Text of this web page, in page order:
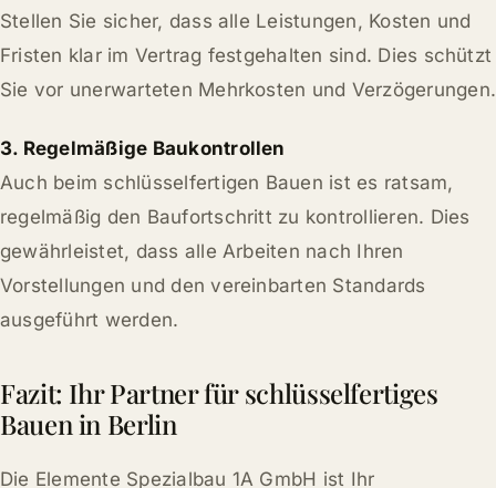
Stellen Sie sicher, dass alle Leistungen, Kosten und
Fristen klar im Vertrag festgehalten sind. Dies schützt
Sie vor unerwarteten Mehrkosten und Verzögerungen.
3. Regelmäßige Baukontrollen
Auch beim schlüsselfertigen Bauen ist es ratsam,
regelmäßig den Baufortschritt zu kontrollieren. Dies
gewährleistet, dass alle Arbeiten nach Ihren
Vorstellungen und den vereinbarten Standards
ausgeführt werden.
Fazit: Ihr Partner für schlüsselfertiges
Bauen in Berlin
Die Elemente Spezialbau 1A GmbH ist Ihr